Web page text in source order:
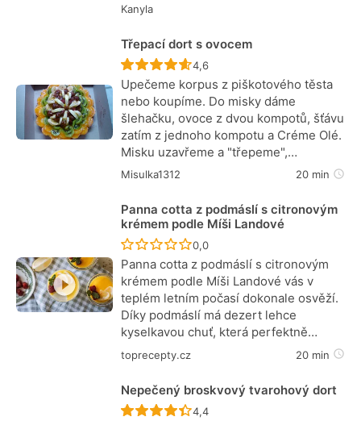
Kanyla
Třepací dort s ovocem
Recept ještě nebyl hodnocen
4,6
Upečeme korpus z piškotového těsta
nebo koupíme. Do misky dáme
šlehačku, ovoce z dvou kompotů, šťávu
zatím z jednoho kompotu a Créme Olé.
Misku uzavřeme a "třepeme",…
Misulka1312 20 min
Panna cotta z podmáslí s citronovým
krémem podle Míši Landové
Recept ještě nebyl hodnocen
0,0
Panna cotta z podmáslí s citronovým
krémem podle Míši Landové vás v
teplém letním počasí dokonale osvěží.
Díky podmáslí má dezert lehce
kyselkavou chuť, která perfektně…
toprecepty.cz 20 min
Nepečený broskvový tvarohový dort
Recept ještě nebyl hodnocen
4,4